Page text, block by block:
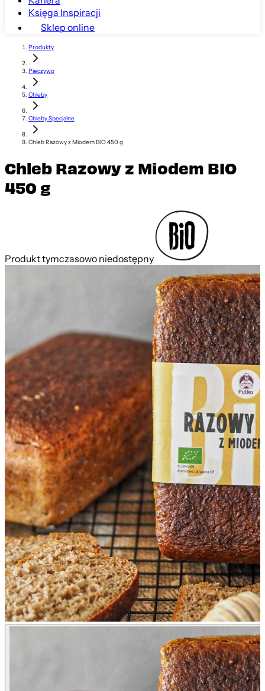
Księga Inspiracji
Sklep online
Produkty
Pieczywo
Chleby
Chleby Specjalne
Chleb Razowy z Miodem BIO 450 g
Chleb Razowy z Miodem BIO
450 g
Produkt tymczasowo niedostępny